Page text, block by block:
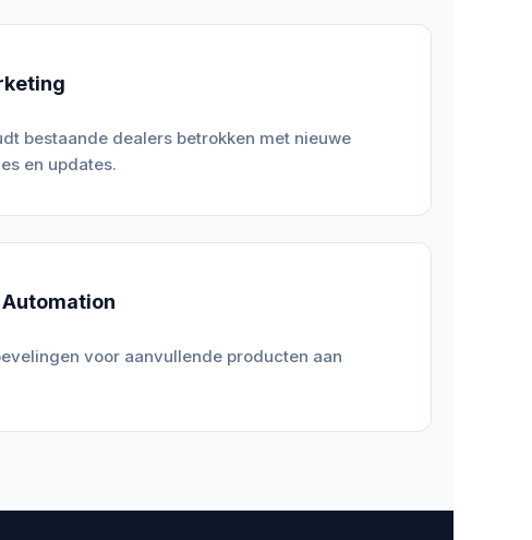
bestaande dealers betrokken met nieuwe
en updates.
voor aanvullende producten aan